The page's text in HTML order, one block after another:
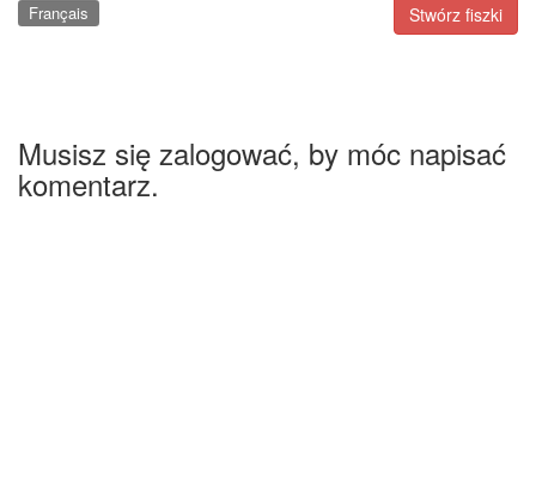
Stwórz fiszki
Français
Musisz się zalogować, by móc napisać
komentarz.